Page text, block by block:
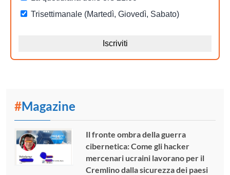
#Magazine
Il fronte ombra della guerra
cibernetica: Come gli hacker
mercenari ucraini lavorano per il
Cremlino dalla sicurezza dei paesi